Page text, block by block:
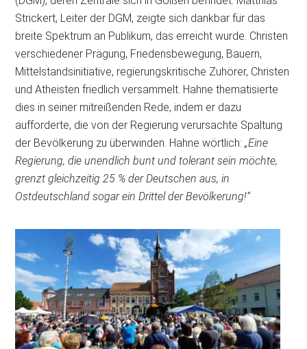
Strickert, Leiter der DGM, zeigte sich dankbar für das
breite Spektrum an Publikum, das erreicht wurde. Christen
verschiedener Prägung, Friedensbewegung, Bauern,
Mittelstandsinitiative, regierungskritische Zuhörer, Christen
und Atheisten friedlich versammelt. Hahne thematisierte
dies in seiner mitreißenden Rede, indem er dazu
aufforderte, die von der Regierung verursachte Spaltung
der Bevölkerung zu überwinden. Hahne wörtlich:„Eine
Regierung, die unendlich bunt und tolerant sein möchte,
grenzt gleichzeitig 25 % der Deutschen aus, in
Ostdeutschland sogar ein Drittel der Bevölkerung!“